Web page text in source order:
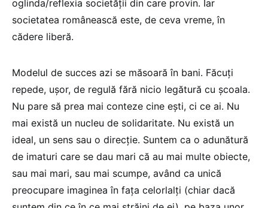
oglinda/reflexia societății din care provin. Iar
societatea românească este, de ceva vreme, în
cădere liberă.
Modelul de succes azi se măsoară în bani. Făcuți
repede, ușor, de regulă fără nicio legătură cu școala.
Nu pare să prea mai conteze cine ești, ci ce ai. Nu
mai există un nucleu de solidaritate. Nu există un
ideal, un sens sau o direcție. Suntem ca o adunătură
de imaturi care se dau mari că au mai multe obiecte,
sau mai mari, sau mai scumpe, având ca unică
preocupare imaginea în fața celorlalți (chiar dacă